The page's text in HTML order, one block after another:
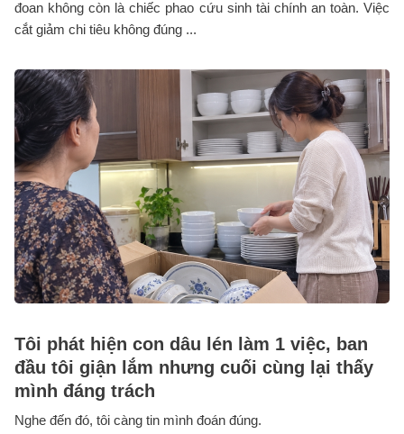
đoan không còn là chiếc phao cứu sinh tài chính an toàn. Việc
cắt giảm chi tiêu không đúng ...
Tôi phát hiện con dâu lén làm 1 việc, ban
đầu tôi giận lắm nhưng cuối cùng lại thấy
mình đáng trách
Nghe đến đó, tôi càng tin mình đoán đúng.